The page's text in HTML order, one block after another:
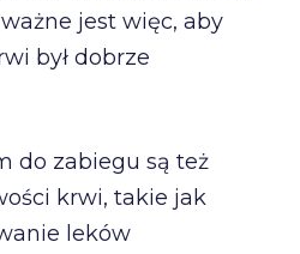
jest więc, aby
był dobrze
do zabiegu są też
krwi, takie jak
leków